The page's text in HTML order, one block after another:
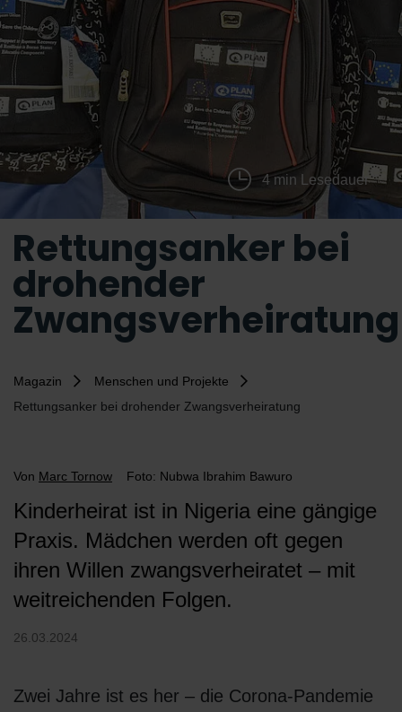
4 min Lesedauer
Rettungsanker bei
drohender
Zwangsverheiratung
Magazin
Menschen und Projekte
Rettungsanker bei drohender Zwangsverheiratung
Von Marc Tornow Foto: Nubwa Ibrahim Bawuro
Kinderheirat ist in Nigeria eine gängige
Praxis. Mädchen werden oft gegen
ihren Willen zwangsverheiratet – mit
weitreichenden Folgen.
26.03.2024
Zwei Jahre ist es her – die Corona-Pandemie